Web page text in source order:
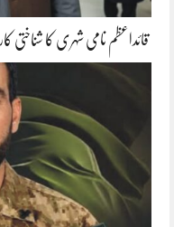
قائداعظم نامی شہری کا شناختی